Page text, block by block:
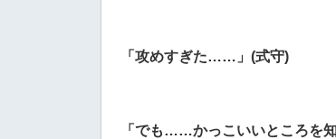
「攻めすぎた……」(式守)
「でも……かっこいいところを